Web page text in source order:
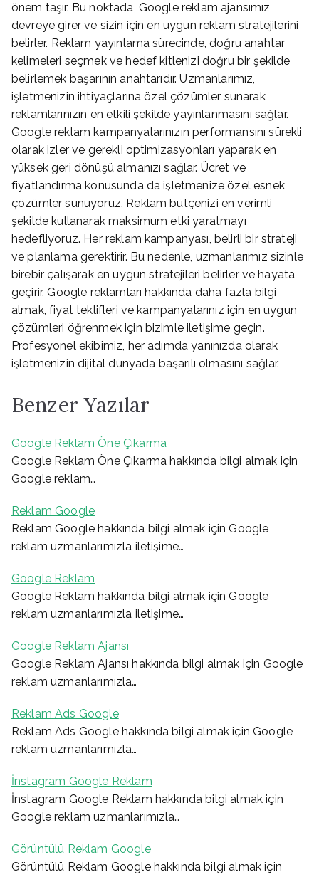
önem taşır. Bu noktada, Google reklam ajansımız
devreye girer ve sizin için en uygun reklam stratejilerini
belirler. Reklam yayınlama sürecinde, doğru anahtar
kelimeleri seçmek ve hedef kitlenizi doğru bir şekilde
belirlemek başarının anahtarıdır. Uzmanlarımız,
işletmenizin ihtiyaçlarına özel çözümler sunarak
reklamlarınızın en etkili şekilde yayınlanmasını sağlar.
Google reklam kampanyalarınızın performansını sürekli
olarak izler ve gerekli optimizasyonları yaparak en
yüksek geri dönüşü almanızı sağlar. Ücret ve
fiyatlandırma konusunda da işletmenize özel esnek
çözümler sunuyoruz. Reklam bütçenizi en verimli
şekilde kullanarak maksimum etki yaratmayı
hedefliyoruz. Her reklam kampanyası, belirli bir strateji
ve planlama gerektirir. Bu nedenle, uzmanlarımız sizinle
birebir çalışarak en uygun stratejileri belirler ve hayata
geçirir. Google reklamları hakkında daha fazla bilgi
almak, fiyat teklifleri ve kampanyalarınız için en uygun
çözümleri öğrenmek için bizimle iletişime geçin.
Profesyonel ekibimiz, her adımda yanınızda olarak
işletmenizin dijital dünyada başarılı olmasını sağlar.
Benzer Yazılar
Google Reklam Öne Çıkarma
Google Reklam Öne Çıkarma hakkında bilgi almak için
Google reklam…
Reklam Google
Reklam Google hakkında bilgi almak için Google
reklam uzmanlarımızla iletişime…
Google Reklam
Google Reklam hakkında bilgi almak için Google
reklam uzmanlarımızla iletişime…
Google Reklam Ajansı
Google Reklam Ajansı hakkında bilgi almak için Google
reklam uzmanlarımızla…
Reklam Ads Google
Reklam Ads Google hakkında bilgi almak için Google
reklam uzmanlarımızla…
İnstagram Google Reklam
İnstagram Google Reklam hakkında bilgi almak için
Google reklam uzmanlarımızla…
Görüntülü Reklam Google
Görüntülü Reklam Google hakkında bilgi almak için